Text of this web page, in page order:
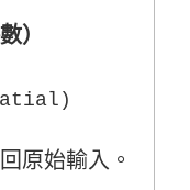
）
原始輸入。